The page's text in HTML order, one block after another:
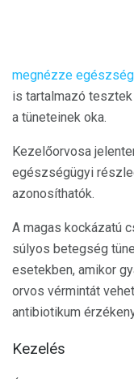
megnézze
is tartalmazó
a tüneteinek oka.
Kezelőorvosa
egészségügyi
azonosíthatók.
A magas kockázatú
súlyos betegség
esetekben, amikor
orvos vérmintát
antibiotikum
Kezelés